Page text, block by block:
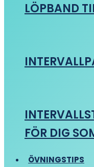
LÖPBAND
FÖR DIG
ÖVNINGSTIPS